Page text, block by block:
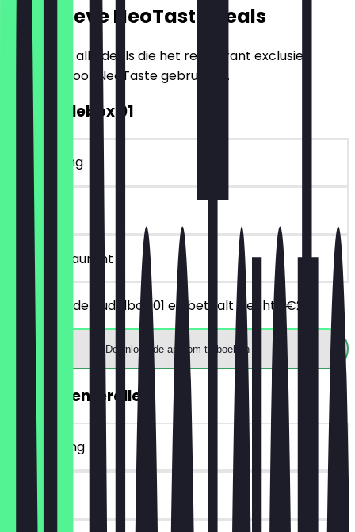
Exclusieve NeoTaste Deals
Hier vind je alle deals die het restaurant exclusief
aanbiedt voor NeoTaste gebruikers.
€2 Noodlebox 01
~€ 3 korting
30 dagen
in het restaurant
Je bestelt de Nudelbox 01 en betaalt slechts €2.
Download de app om te boeken
GRATIS Lenterollen
~€ 4 korting